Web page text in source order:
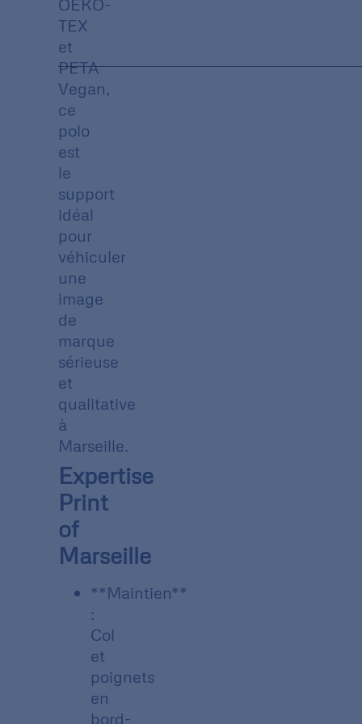
OEKO-
TEX
et
PETA
Vegan,
ce
polo
est
le
support
idéal
pour
véhiculer
une
image
de
marque
sérieuse
et
qualitative
à
Marseille.
Expertise
Print
of
Marseille
**Maintien**
:
Col
et
poignets
en
bord-